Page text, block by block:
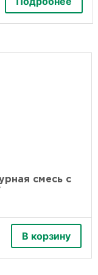
смесь с
В корзину